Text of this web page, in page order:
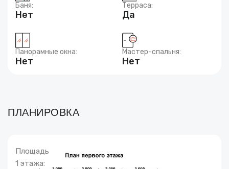
Баня:
Нет
Терраса:
Да
Панорамные окна:
Нет
Мастер-спальня:
Нет
ПЛАНИРОВКА
Площадь
1 этажа: